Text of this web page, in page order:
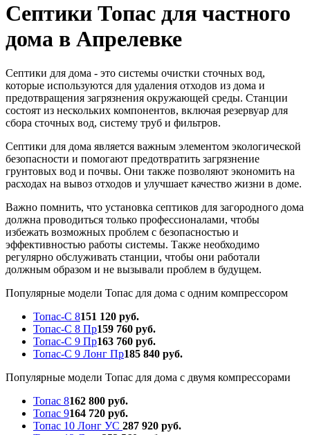
Септики Топас для частного
дома в Апрелевке
Септики для дома - это системы очистки сточных вод,
которые используются для удаления отходов из дома и
предотвращения загрязнения окружающей среды. Станции
состоят из нескольких компонентов, включая резервуар для
сбора сточных вод, систему труб и фильтров.
Септики для дома является важным элементом экологической
безопасности и помогают предотвратить загрязнение
грунтовых вод и почвы. Они также позволяют экономить на
расходах на вывоз отходов и улучшает качество жизни в доме.
Важно помнить, что установка септиков для загородного дома
должна проводиться только профессионалами, чтобы
избежать возможных проблем с безопасностью и
эффективностью работы системы. Также необходимо
регулярно обслуживать станции, чтобы они работали
должным образом и не вызывали проблем в будущем.
Популярные модели Топас для дома с одним компрессором
Топас-С 8151 120 руб.
Топас-С 8 Пр159 760 руб.
Топас-С 9 Пр163 760 руб.
Топас-С 9 Лонг Пр185 840 руб.
Популярные модели Топас для дома с двумя компрессорами
Топас 8162 800 руб.
Топас 9164 720 руб.
Топас 10 Лонг УС 287 920 руб.